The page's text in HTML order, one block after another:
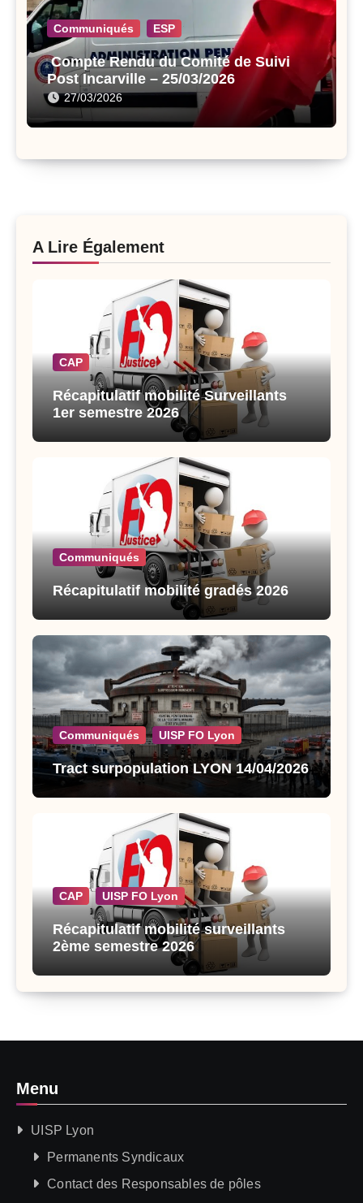
Communiqués ESP
Compte Rendu du Comité de Suivi
Post Incarville – 25/03/2026
27/03/2026
A Lire Également
CAP
Récapitulatif mobilité Surveillants
1er semestre 2026
Communiqués
Récapitulatif mobilité gradés 2026
Communiqués UISP FO Lyon
Tract surpopulation LYON 14/04/2026
CAP UISP FO Lyon
Récapitulatif mobilité surveillants
2ème semestre 2026
Menu
UISP Lyon
Permanents Syndicaux
Contact des Responsables de pôles